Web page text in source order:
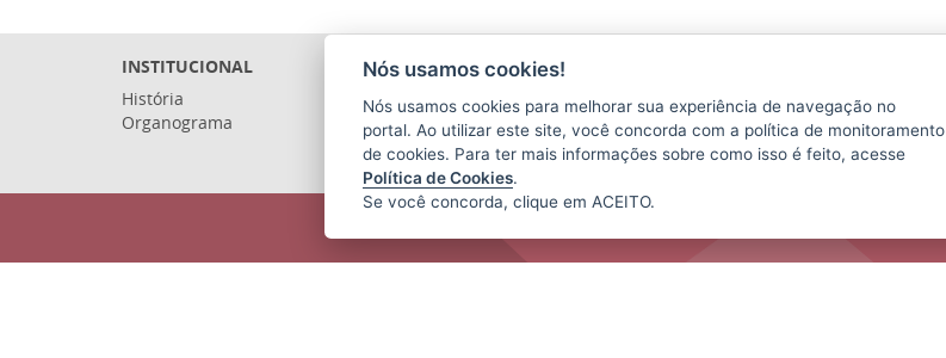
INSTITUCIONAL
História
Organograma
VÍDEOS
Nós usamos cookies!
Nós usamos cookies para melhorar sua experiência de navegação no
portal. Ao utilizar este site, você concorda com a política de monitoramento
de cookies. Para ter mais informações sobre como isso é feito, acesse
Política de Cookies.
Se você concorda, clique em ACEITO.